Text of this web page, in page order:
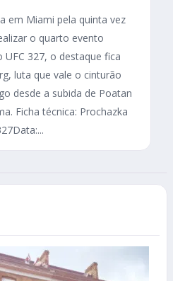
em Miami pela quinta vez
o quarto evento
327, o destaque fica
luta que vale o cinturão
desde a subida de Poatan
Ficha técnica: Prochazka